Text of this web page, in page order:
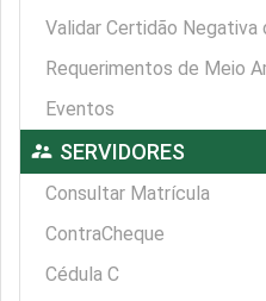
Validar Certidão Negativa
Requerimentos de Meio
Eventos
supervisor_account SERVIDORES
Consultar Matrícula
ContraCheque
Cédula C